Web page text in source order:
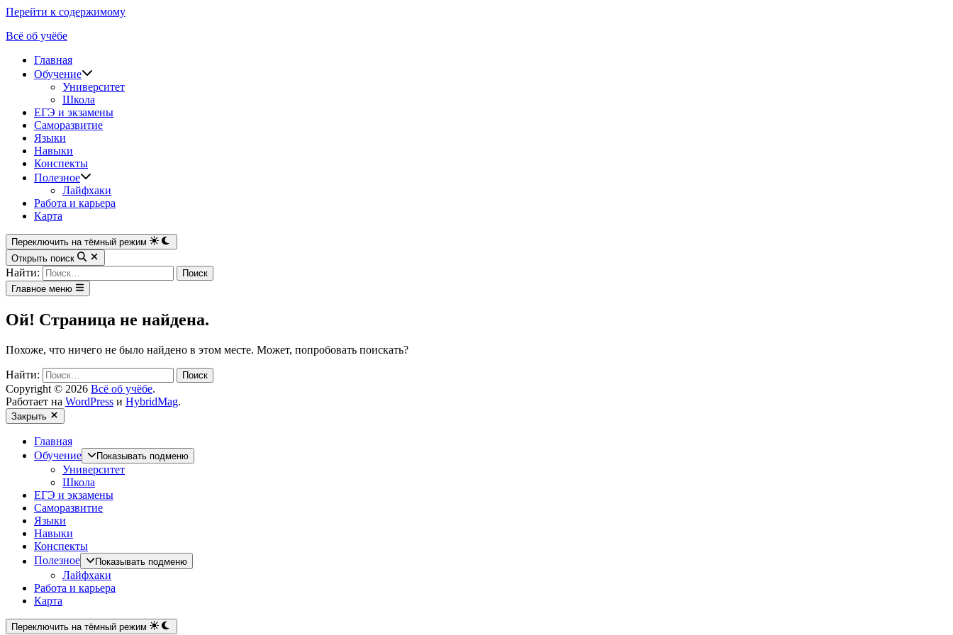
Перейти к содержимому
Всё об учёбе
Главная
Обучение
Университет
Школа
ЕГЭ и экзамены
Саморазвитие
Языки
Навыки
Конспекты
Полезное
Лайфхаки
Работа и карьера
Карта
Переключить на тёмный режим
Открыть поиск
Найти:
Главное меню
Ой! Страница не найдена.
Похоже, что ничего не было найдено в этом месте. Может, попробовать поискать?
Найти:
Copyright © 2026 Всё об учёбе.
Работает на WordPress и HybridMag.
Закрыть
Главная
Обучение
Показывать подменю
Университет
Школа
ЕГЭ и экзамены
Саморазвитие
Языки
Навыки
Конспекты
Полезное
Показывать подменю
Лайфхаки
Работа и карьера
Карта
Переключить на тёмный режим